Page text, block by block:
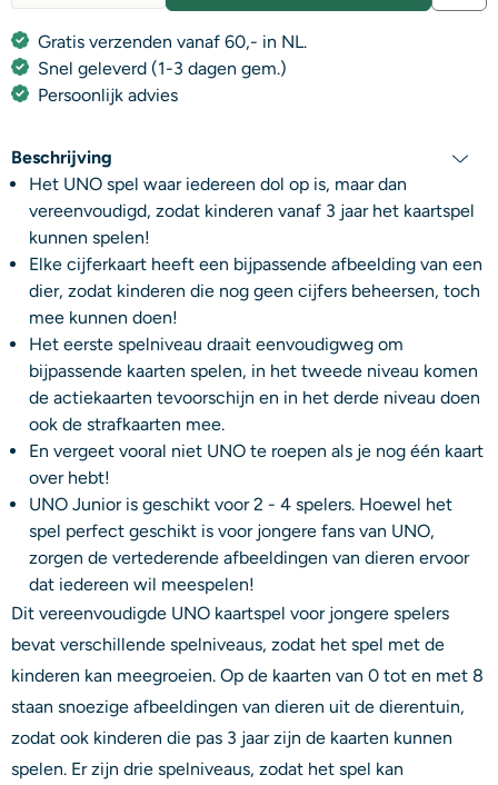
Gratis verzenden vanaf 60,- in NL.
Snel geleverd (1-3 dagen gem.)
Persoonlijk advies
Beschrijving
Het UNO spel waar iedereen dol op is, maar dan
vereenvoudigd, zodat kinderen vanaf 3 jaar het kaartspel
kunnen spelen!
Elke cijferkaart heeft een bijpassende afbeelding van een
dier, zodat kinderen die nog geen cijfers beheersen, toch
mee kunnen doen!
Het eerste spelniveau draait eenvoudigweg om
bijpassende kaarten spelen, in het tweede niveau komen
de actiekaarten tevoorschijn en in het derde niveau doen
ook de strafkaarten mee.
En vergeet vooral niet UNO te roepen als je nog één kaart
over hebt!
UNO Junior is geschikt voor 2 - 4 spelers. Hoewel het
spel perfect geschikt is voor jongere fans van UNO,
zorgen de vertederende afbeeldingen van dieren ervoor
dat iedereen wil meespelen!
Dit vereenvoudigde UNO kaartspel voor jongere spelers
bevat verschillende spelniveaus, zodat het spel met de
kinderen kan meegroeien. Op de kaarten van 0 tot en met 8
staan snoezige afbeeldingen van dieren uit de dierentuin,
zodat ook kinderen die pas 3 jaar zijn de kaarten kunnen
spelen. Er zijn drie spelniveaus, zodat het spel kan